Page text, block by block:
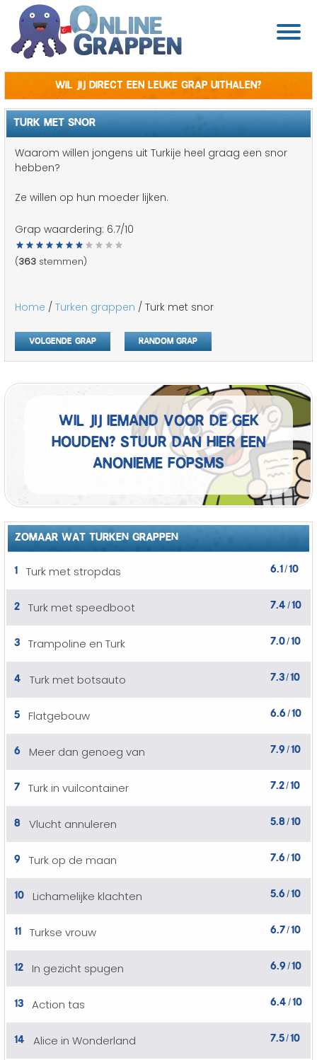
Wil jij direct een leuke grap uithalen?
TURK MET SNOR
Waarom willen jongens uit Turkije heel graag een snor
hebben?
Ze willen op hun moeder lijken.
Grap waardering: 6.7/10
(363 stemmen)
Home / Turken grappen / Turk met snor
Volgende grap Random grap
Wil jij iemand voor de gek
houden? Stuur dan hier een
anonieme fopSMS
ZOMAAR WAT TURKEN GRAPPEN
1 Turk met stropdas 6.1/10
2 Turk met speedboot 7.4 /10
3 Trampoline en Turk 7.0/10
4 Turk met botsauto 7.3/10
5 Flatgebouw 6.6 /10
6 Meer dan genoeg van 7.9 /10
7 Turk in vuilcontainer 7.2/10
8 Vlucht annuleren 5.8 /10
9 Turk op de maan 7.6 /10
10 Lichamelijke klachten 5.6 /10
11 Turkse vrouw 6.7/10
12 In gezicht spugen 6.9 /10
13 Action tas 6.4 /10
14 Alice in Wonderland 7.5/10